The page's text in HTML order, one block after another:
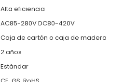
Alta eficiencia
AC85-280V DC80-420V
Caja de cartón o caja de madera
2 años
Estándar